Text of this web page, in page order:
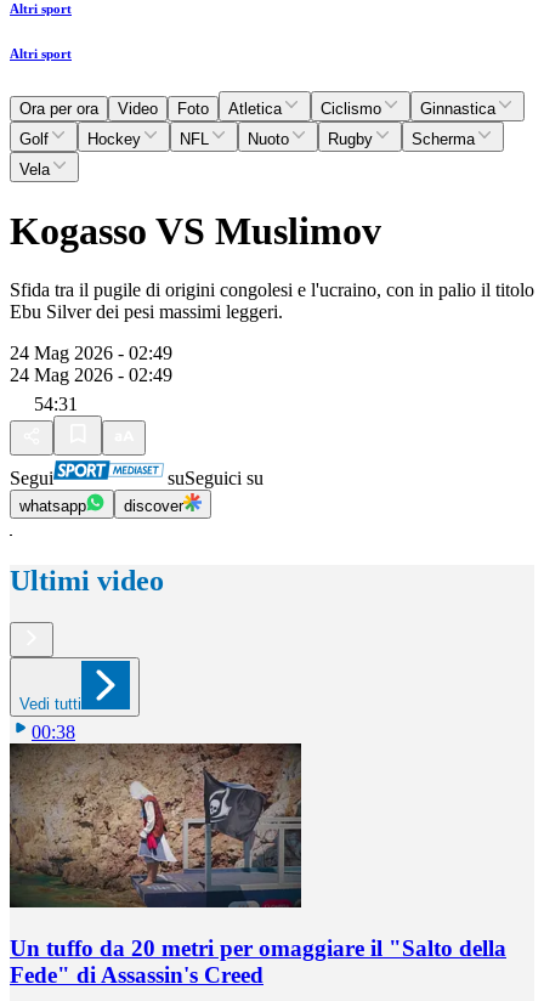
Altri sport
Altri sport
Ora per ora Video Foto Atletica Ciclismo
Ginnastica
Golf
Hockey NFL Nuoto Rugby
Scherma
Vela
Kogasso VS Muslimov
Sfida tra il pugile di origini congolesi e l'ucraino, con in palio il titolo
Ebu Silver dei pesi massimi leggeri.
24 Mag 2026 - 02:49
24 Mag 2026 - 02:49
54:31
Segui suSeguici su
whatsapp discover
Ultimi video
Vedi tutti
00:38
Un tuffo da 20 metri per omaggiare il "Salto della
Fede" di Assassin's Creed